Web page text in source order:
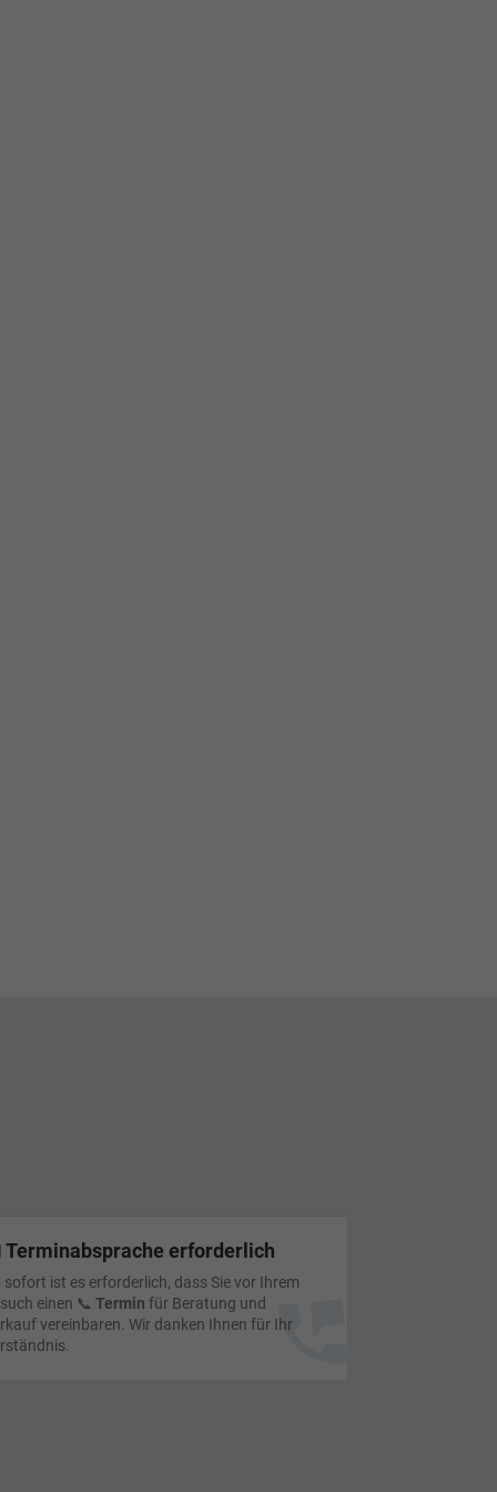
Terminabsprache erforderlich
sofort ist es erforderlich, dass Sie vor Ihrem
einen 📞Termin für Beratung und
vereinbaren. Wir danken Ihnen für Ihr